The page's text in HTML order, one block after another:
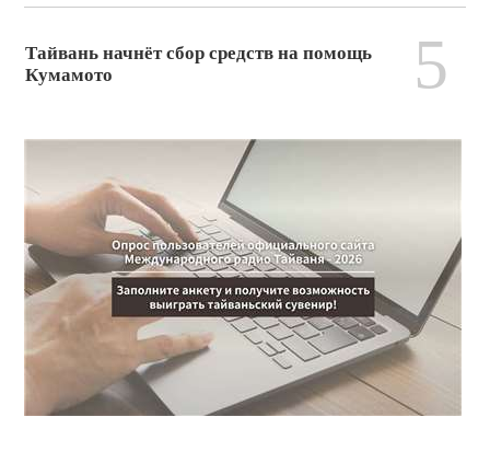
Тайвань начнёт сбор средств на помощь
Кумамото
5